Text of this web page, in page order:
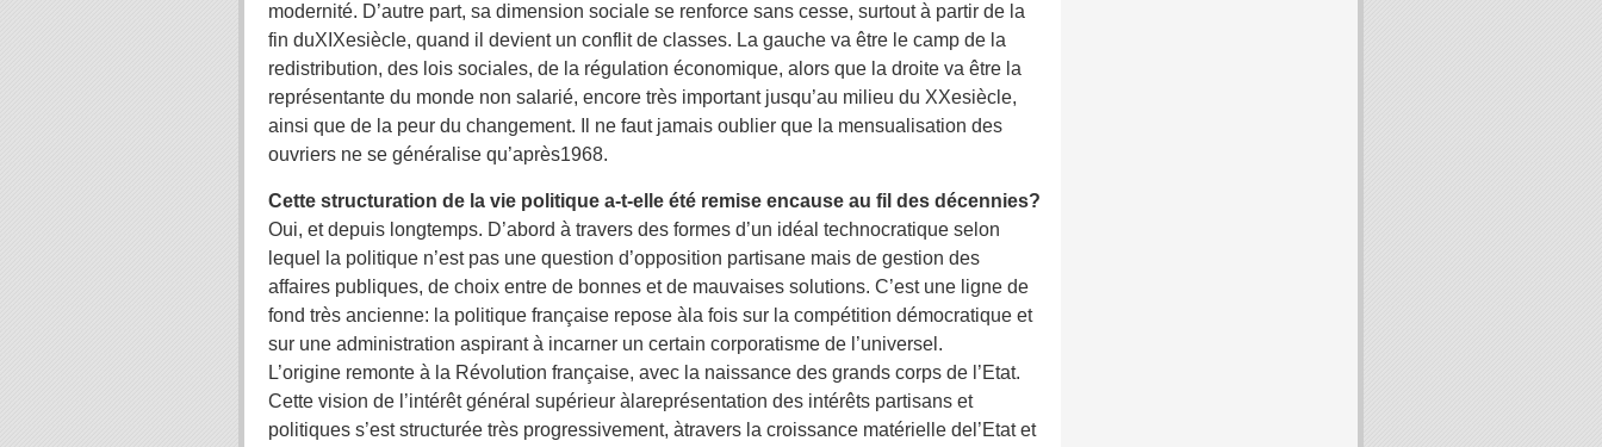
modernité. D’autre part, sa dimension sociale se renforce sans cesse, surtout à partir de la
fin duXIXesiècle, quand il devient un conflit de classes. La gauche va être le camp de la
redistribution, des lois sociales, de la régulation économique, alors que la droite va être la
représentante du monde non salarié, encore très important jusqu’au milieu du XXesiècle,
ainsi que de la peur du changement. Il ne faut ­jamais oublier que la mensualisation des
ouvriers ne se généralise qu’après1968.
Cette structuration de la vie politique a-t-elle été remise encause au fil des ­décennies?
Oui, et depuis longtemps. D’abord à travers des formes d’un idéal technocratique selon
lequel la politique n’est pas une question d’opposition partisane mais de gestion des
affaires ­publiques, de choix entre de bonnes et de mauvaises solutions. C’est une ligne de
fond très ancienne: la politique française repose àla fois sur la compétition démocratique et
sur une administration aspirant à incarner un certain corporatisme de l’universel.
L’origine remonte à la Révolution française, avec la naissance des grands corps de l’Etat.
Cette vision de l’intérêt général supérieur àlareprésentation des intérêts partisans et
politiques s’est structurée très progressivement, àtravers la croissance matérielle del’Etat et